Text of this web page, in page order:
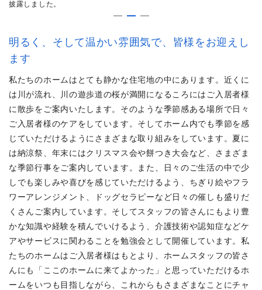
披露しました。
明るく、そして温かい雰囲気で、皆様をお迎えし
ます
私たちのホームはとても静かな住宅地の中にあります。近くに
は川が流れ、川の遊歩道の桜が満開になるころにはご入居者様
に散歩をご案内いたします。そのような季節感ある場所で日々
ご入居者様のケアをしています。そしてホーム内でも季節を感
じていただけるようにさまざまな取り組みをしています。夏に
は納涼祭、年末にはクリスマス会や餅つき大会など、さまざま
な季節行事をご案内しています。また、日々のご生活の中で少
しでも楽しみや喜びを感じていただけるよう、ちぎり絵やフラ
ワーアレンジメント、ドッグセラピーなど日々の催しも盛りだ
くさんご案内しています。そしてスタッフの皆さんにもより豊
かな知識や経験を積んでいけるよう、介護技術や認知症などケ
アやサービスに関わることを勉強会として開催しています。私
たちのホームはご入居者様はもとより、ホームスタッフの皆さ
んにも「ここのホームに来てよかった」と思っていただけるホ
ームをいつも目指しながら、これからもさまざまなことにチャ